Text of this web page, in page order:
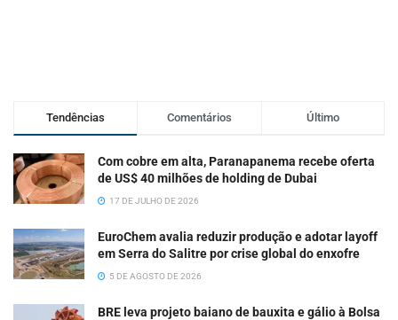
Tendências Comentários Último
Com cobre em alta, Paranapanema recebe oferta
de US$ 40 milhões de holding de Dubai
17 DE JULHO DE 2026
EuroChem avalia reduzir produção e adotar layoff
em Serra do Salitre por crise global do enxofre
5 DE AGOSTO DE 2026
BRE leva projeto baiano de bauxita e gálio à Bolsa